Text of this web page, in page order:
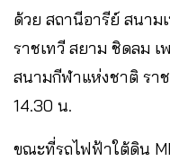
ด้วย สถานีอารีย์ สนา
ราชเทวี สยาม ชิดลม
สนามกีฬาแห่งชาติ ราช
14.30 น.
ขณะที่รถไฟฟ้าใต้ดิน